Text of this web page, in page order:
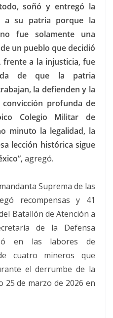
soñó y entregó la
a su patria porque la
fue solamente una
un pueblo que decidió
a la injusticia, fue
de que la patria
la defienden y la
profunda de
Colegio Militar de
minuto la legalidad, la
lección histórica sigue
agregó.
Suprema de las
recompensas y 41
Batallón de Atención a
de la Defensa
en las labores de
cuatro mineros que
el derrumbe de la
25 de marzo de 2026 en